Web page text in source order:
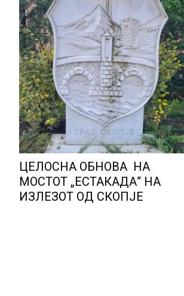
ЦЕЛОСНА ОБНОВА НА
МОСТОТ „ЕСТАКАДА“ НА
ИЗЛЕЗОТ ОД СКОПЈЕ